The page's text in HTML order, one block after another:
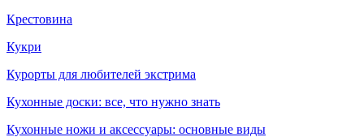
Крестовина
Кукри
Курорты для любителей экстрима
Кухонные доски: все, что нужно знать
Кухонные ножи и аксессуары: основные виды